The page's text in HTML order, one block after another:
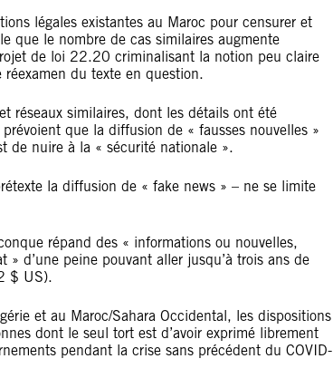
légales existantes au Maroc pour censurer et
que le nombre de cas similaires augmente
de loi 22.20 criminalisant la notion peu claire
du texte en question.
réseaux similaires, dont les détails ont été
que la diffusion de « fausses nouvelles »
de nuire à la « sécurité nationale ».
la diffusion de « fake news » – ne se limite
répand des « informations ou nouvelles,
d’une peine pouvant aller jusqu’à trois ans de
$ US).
et au Maroc/Sahara Occidental, les dispositions
dont le seul tort est d’avoir exprimé librement
pendant la crise sans précédent du COVID-